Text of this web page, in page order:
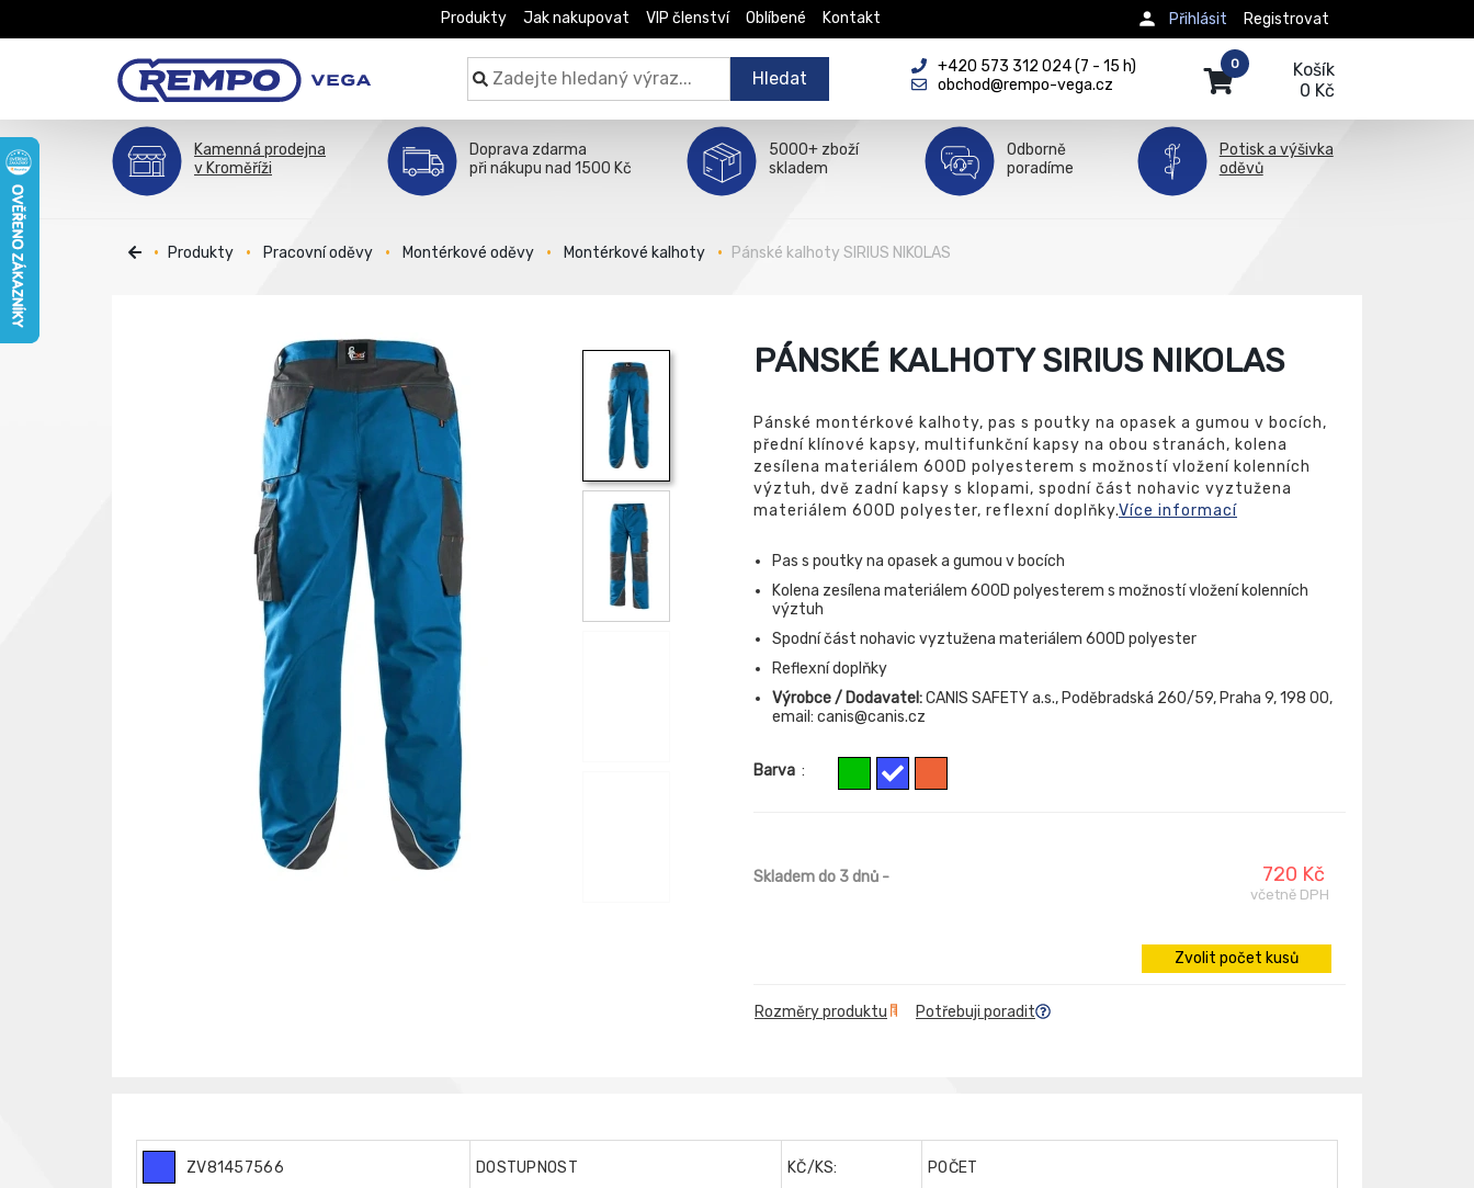
Produkty Jak nakupovat VIP členství Oblíbené Kontakt Registrovat
Přihlásit
Hledat
+420 573 312 024 (7 - 15 h)
obchod@rempo-vega.cz
Košík
0 Kč
0
Kamenná prodejna
v Kroměříži
Doprava zdarma
při nákupu nad 1500 Kč
5000+ zboží
skladem
Odborně
poradíme
Potisk a výšivka
oděvů
Produkty Pracovní oděvy Montérkové oděvy Montérkové kalhoty Pánské kalhoty SIRIUS NIKOLAS
PÁNSKÉ KALHOTY SIRIUS NIKOLAS
Pánské montérkové kalhoty, pas s poutky na opasek a gumou v bocích,
přední klínové kapsy, multifunkční kapsy na obou stranách, kolena
zesílena materiálem 600D polyesterem s možností vložení kolenních
výztuh, dvě zadní kapsy s klopami, spodní část nohavic vyztužena
materiálem 600D polyester, reflexní doplňky.Více informací
Pas s poutky na opasek a gumou v bocích
Kolena zesílena materiálem 600D polyesterem s možností vložení kolenních
výztuh
Spodní část nohavic vyztužena materiálem 600D polyester
Reflexní doplňky
Výrobce / Dodavatel:CANIS SAFETY a.s., Poděbradská 260/59, Praha 9, 198 00,
email: canis@canis.cz
Barva :
Skladem do 3 dnů - 720 Kč
včetně DPH
Zvolit počet kusů
Rozměry produktu Potřebuji poradit
ZV81457566 DOSTUPNOST KČ/KS: POČET